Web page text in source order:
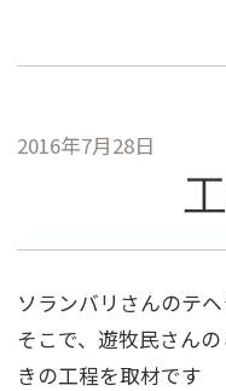
2016年7月28日
ソランバリさんのテ
そこで、遊牧民さん
きの工程を取材です